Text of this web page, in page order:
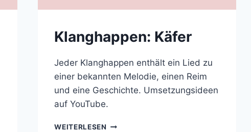
Klanghappen: Käfer
Jeder Klanghappen enthält ein Lied zu
einer bekannten Melodie, einen Reim
und eine Geschichte. Umsetzungsideen
auf YouTube.
WEITERLESEN KLANGHAPPEN: